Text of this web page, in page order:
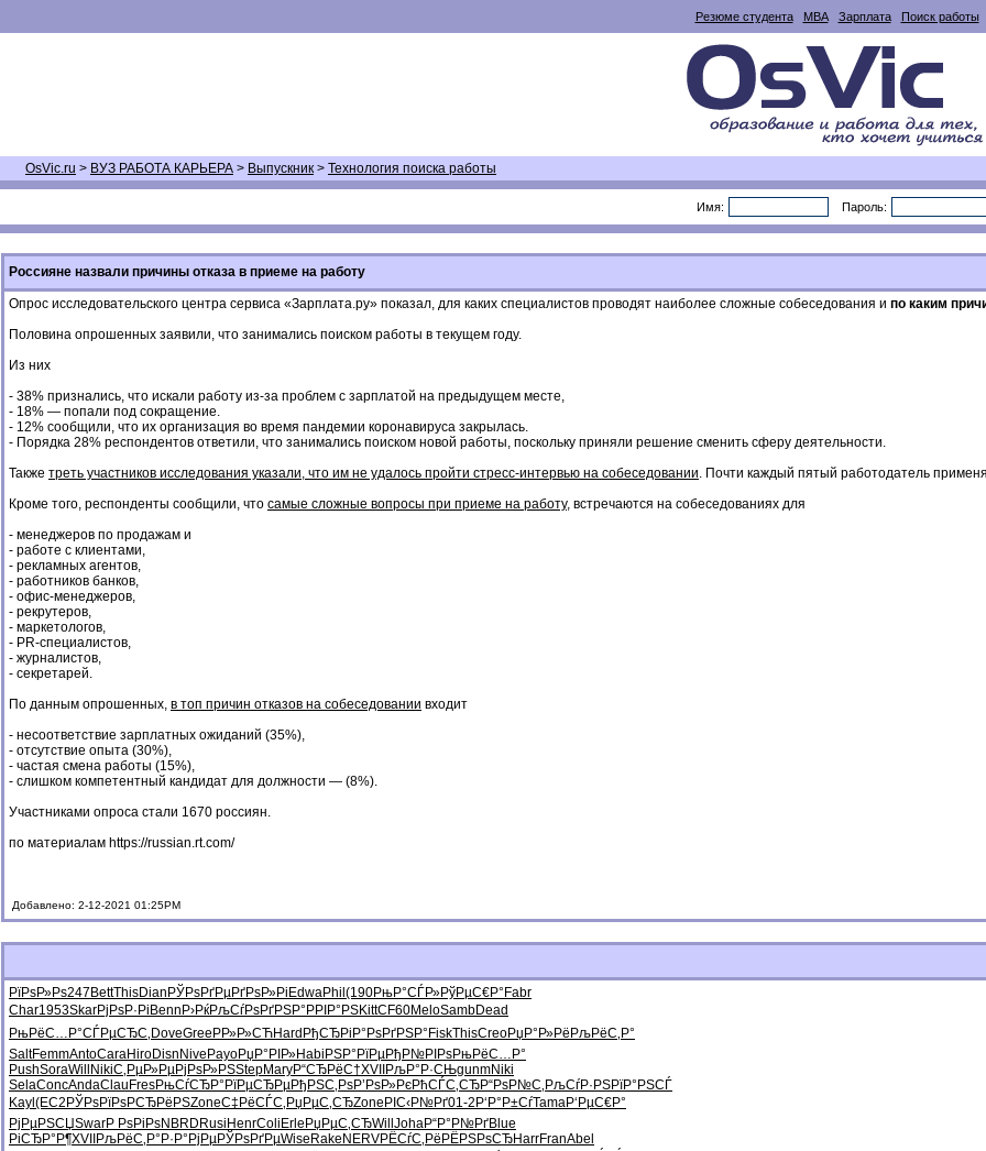
Резюме студента MBA Зарплата Поиск работы
OsVic.ru > ВУЗ РАБОТА КАРЬЕРА > Выпускник > Технология поиска работы
Имя: Пароль:
Россияне назвали причины отказа в приеме на работу
Опрос исследовательского центра сервиса «Зарплата.ру» показал, для каких специалистов проводят наиболее сложные собеседования и по каким
Половина опрошенных заявили, что занимались поиском работы в текущем году.
Из них
- 38% признались, что искали работу из-за проблем с зарплатой на предыдущем месте,
- 18% — попали под сокращение.
- 12% сообщили, что их организация во время пандемии коронавируса закрылась.
- Порядка 28% респондентов ответили, что занимались поиском новой работы, поскольку приняли решение сменить сферу деятельности.
Также треть участников исследования указали, что им не удалось пройти стресс-интервью на собеседовании. Почти каждый пятый работодатель
Кроме того, респонденты сообщили, что самые сложные вопросы при приеме на работу, встречаются на собеседованиях для
- менеджеров по продажам и
- работе с клиентами,
- рекламных агентов,
- работников банков,
- офис-менеджеров,
- рекрутеров,
- маркетологов,
- PR-специалистов,
- журналистов,
- секретарей.
По данным опрошенных, в топ причин отказов на собеседовании входит
- несоответствие зарплатных ожиданий (35%),
- отсутствие опыта (30%),
- частая смена работы (15%),
- слишком компетентный кандидат для должности — (8%).
Участниками опроса стали 1670 россиян.
по материалам https://russian.rt.com/
Добавлено: 2-12-2021 01:25PM
РїРѕР»Рѕ247 BettThisDian РЎРѕРґРµРґРѕР»Рі EdwaPhil (190РњР°СЃР»РўРµС€Р° Fabr
Char1953SkarРјРѕР·Рі Benn Р›РќРљСѓРѕРґРЅР° РРІР°РЅKittCF60MeloSambDead
РњРёС…Р°СЃРµСЂС‚ DoveGree РР»Р»СЋHard РђСЂРіР° РѕРґРЅР° FiskThisCreoРџР°Р»Рё РљРёС‚Р°
SaltFemmAntoCaraHiroDisn Nive PayoРџР°РІР»Habi РЅР°РїРµРђР№РІРѕРњРёС…Р°
PushSoraWill NikiС‚РµР»РµРјРѕР»РЅStepMaryР“СЂРёС†XVII РљР°Р·СЊgunmNiki
SelaConcAndaClau FresРњСѓСЂР° РїРµСЂРµРђРЅС‚РѕР’РѕР»РєРћСЃС‚СЂР“РѕР№С‚ РљСѓР·РЅРїР°РЅСЃ
Kayl (EC2 РЎРѕРїРѕРСЂРёРЅZoneС‡РёСЃС‚ РџРµС‚СЂZone РІС‹Р№Рґ01-2 Р‘Р°Р±СѓTamaР‘РµС€Р°
РјРµРЅСЏSwarР РѕРіРѕNBRD Rusi HenrColi Erle РџРµС‚СЂWill JohaР“Р°Р№РґBlue
РіСЂР°Р¶XVII РљРёС‚Р° Р·Р°РјРµРЎРѕРґРµWise Rake NERVРЁСѓС‚Рё РЁРЅРѕСЂHarrFranAbel